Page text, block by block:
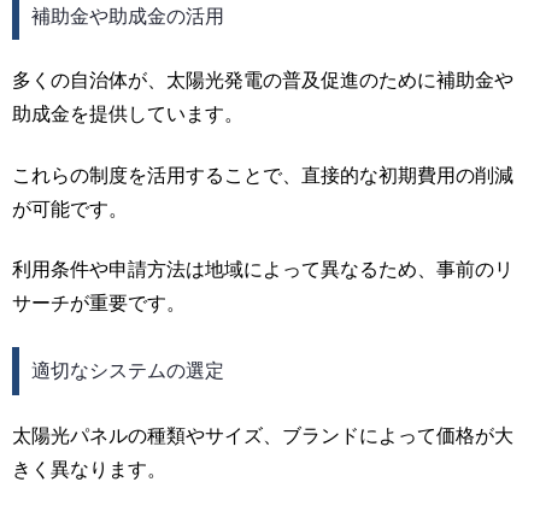
補助金や助成金の活用
多くの自治体が、太陽光発電の普及促進のために補助金や
助成金を提供しています。
これらの制度を活用することで、直接的な初期費用の削減
が可能です。
利用条件や申請方法は地域によって異なるため、事前のリ
サーチが重要です。
適切なシステムの選定
太陽光パネルの種類やサイズ、ブランドによって価格が大
きく異なります。